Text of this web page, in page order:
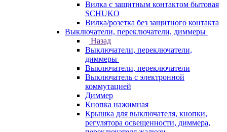
Вилка с защитным контактом бытовая
SCHUKO
Вилка/розетка без защитного контакта
Выключатели, переключатели, диммеры
Назад
Выключатели, переключатели,
диммеры
Выключатели, переключатели
Выключатель с электронной
коммутацией
Диммер
Кнопка нажимная
Крышка для выключателя, кнопки,
регулятора освещенности, диммера,